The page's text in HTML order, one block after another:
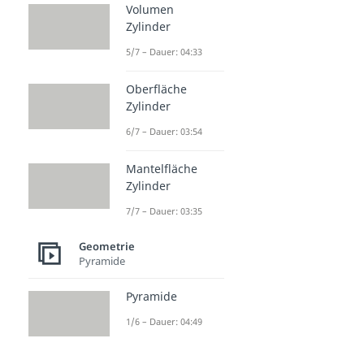
Volumen
Zylinder
5/7 – Dauer: 04:33
Oberfläche
Zylinder
6/7 – Dauer: 03:54
Mantelfläche
Zylinder
7/7 – Dauer: 03:35
Geometrie
Pyramide
Pyramide
1/6 – Dauer: 04:49